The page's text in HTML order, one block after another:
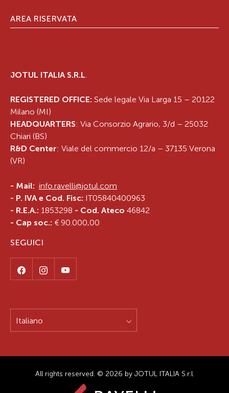
84012ANGRI
Campania
EMMEGI IMPIANTI DI RUSSO DOMENICO
80020
FRATTAMINORE
Tel.:3394882203
THERMOCAP
AREA RISERVATA
JOTUL ITALIA S.R.L.
REGISTERED OFFICE: Sede legale Via Larga 15 – 20122
Milano (MI)
HEADQUARTERS: Via Consorzio Agrario, 3/d – 25032
Chiari (BS)
R&D Center: Viale del commercio 12/a – 37135 Verona
(VR)
- Mail: info.ravelli@jotul.com
- P. IVA e Cod. Fisc: IT05840400963
- R.E.A.: 1853298 - Cod. Ateco 46842
- Cap soc.: € 90.000,00
SEGUICI
Italiano
All rights reserved. © 2026 by JOTUL ITALIA S.r.l.